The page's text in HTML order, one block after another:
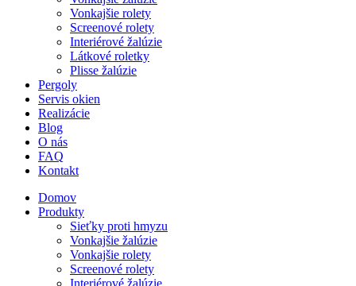
Vonkajšie rolety
Screenové rolety
Interiérové žalúzie
Látkové roletky
Plisse žalúzie
Pergoly
Servis okien
Realizácie
Blog
O nás
FAQ
Kontakt
Domov
Produkty
Sieťky proti hmyzu
Vonkajšie žalúzie
Vonkajšie rolety
Screenové rolety
Interiérové žalúzie